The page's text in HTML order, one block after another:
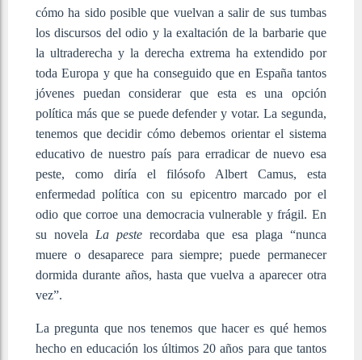
cómo ha sido posible que vuelvan a salir de sus tumbas
los discursos del odio y la exaltación de la barbarie que
la ultraderecha y la derecha extrema ha extendido por
toda Europa y que ha conseguido que en España tantos
jóvenes puedan considerar que esta es una opción
política más que se puede defender y votar. La segunda,
tenemos que decidir cómo debemos orientar el sistema
educativo de nuestro país para erradicar de nuevo esa
peste, como diría el filósofo Albert Camus, esta
enfermedad política con su epicentro marcado por el
odio que corroe una democracia vulnerable y frágil. En
su novela La pesterecordaba que esa plaga “nunca
muere o desaparece para siempre; puede permanecer
dormida durante años, hasta que vuelva a aparecer otra
vez”.
La pregunta que nos tenemos que hacer es qué hemos
hecho en educación los últimos 20 años para que tantos